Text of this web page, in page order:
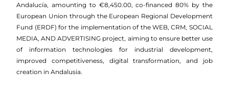
Andalucía, amounting to €8,450.00, co-financed 80% by the
European Union through the European Regional Development
Fund (ERDF) for the implementation of the WEB, CRM, SOCIAL
MEDIA, AND ADVERTISING project, aiming to ensure better use
of information technologies for industrial development,
improved competitiveness, digital transformation, and job
creation in Andalusia.